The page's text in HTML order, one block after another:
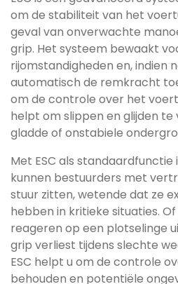
om de stabiliteit van het
geval van onverwachte
grip. Het systeem bewaakt
rijomstandigheden en, indien
automatisch de remkracht
om de controle over het
helpt om slippen en glijden
gladde of onstabiele
Met ESC als standaardfunctie
kunnen bestuurders met
stuur zitten, wetende dat ze
hebben in kritieke situaties.
reageren op een plotselinge
grip verliest tijdens slechte
ESC helpt u om de controle
behouden en potentiële